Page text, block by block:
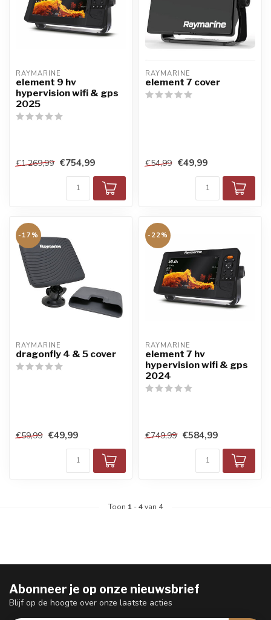
RAYMARINE
element 9 hv
hypervision wifi & gps
2025
€1.269,99 €754,99
RAYMARINE
element 7 cover
€54,99 €49,99
-17%
RAYMARINE
dragonfly 4 & 5 cover
€59,99 €49,99
-22%
RAYMARINE
element 7 hv
hypervision wifi & gps
2024
€749,99 €584,99
Toon 1 -4van 4
Abonneer je op onze nieuwsbrief
Blijf op de hoogte over onze laatste acties